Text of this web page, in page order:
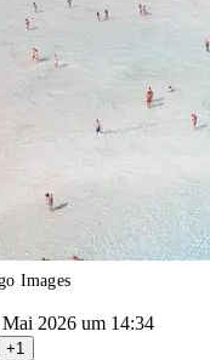
Images
Mai 2026 um 14:34
+1